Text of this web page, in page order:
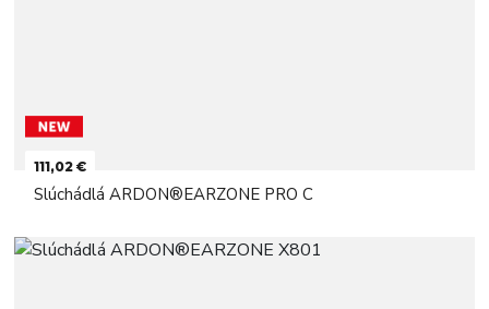
111,02 €
Slúchádlá ARDON®EARZONE PRO C